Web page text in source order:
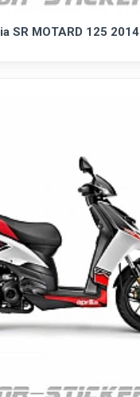
SR MOTARD 125 2014